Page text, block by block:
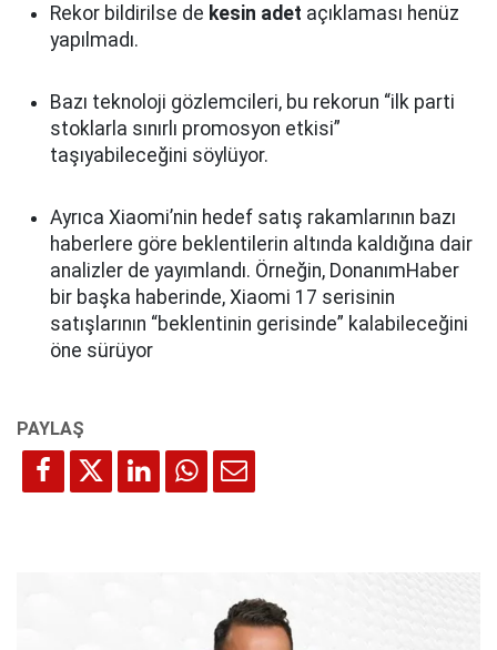
Rekor bildirilse de kesin adet açıklaması henüz
yapılmadı.
Bazı teknoloji gözlemcileri, bu rekorun “ilk parti
stoklarla sınırlı promosyon etkisi”
taşıyabileceğini söylüyor.
Ayrıca Xiaomi’nin hedef satış rakamlarının bazı
haberlere göre beklentilerin altında kaldığına dair
analizler de yayımlandı. Örneğin, DonanımHaber
bir başka haberinde, Xiaomi 17 serisinin
satışlarının “beklentinin gerisinde” kalabileceğini
öne sürüyor